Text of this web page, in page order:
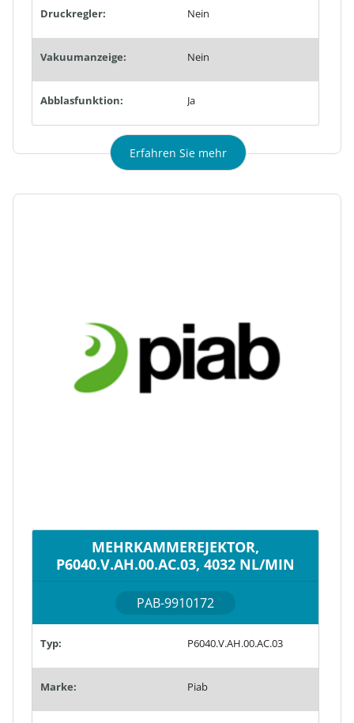
Druckregler: Nein
Vakuumanzeige: Nein
Abblasfunktion: Ja
Erfahren Sie mehr
MEHRKAMMEREJEKTOR,
P6040.V.AH.00.AC.03, 4032 NL/MIN
PAB-9910172
Typ: P6040.V.AH.00.AC.03
Marke: Piab